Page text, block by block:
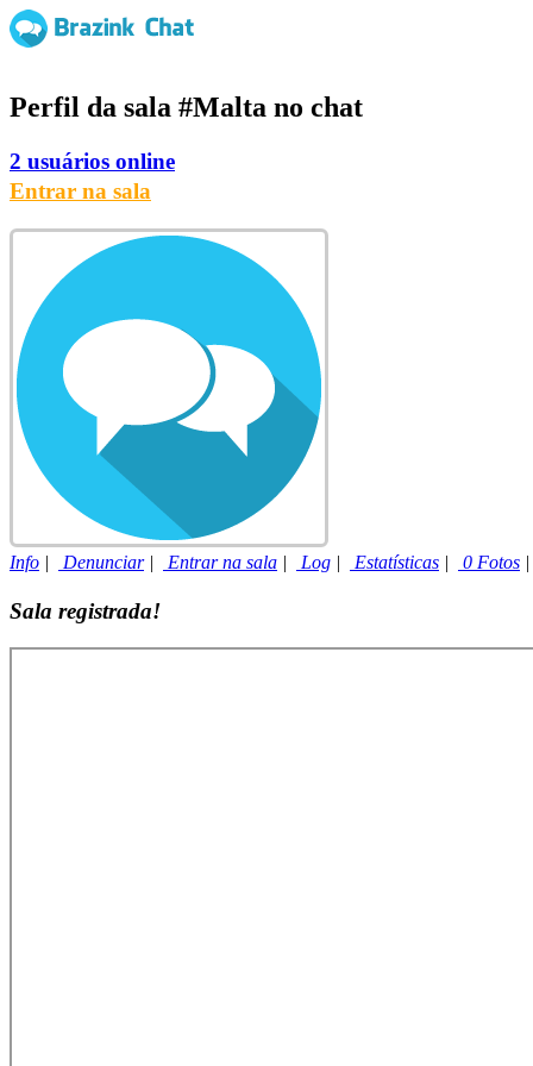
Perfil da sala #Malta no chat
2 usuários online
Entrar na sala
Info | Denunciar| Entrar na sala | Log | Estatísticas | 0 Fotos
Sala registrada!